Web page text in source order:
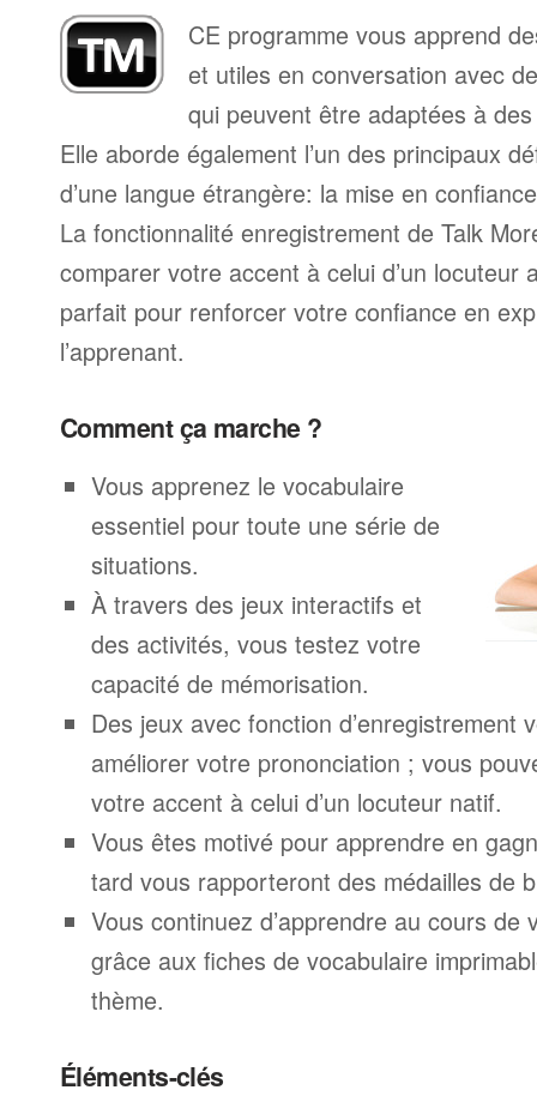
CE programme vous apprend
et utiles en conversation avec
qui peuvent être adaptées à
Elle aborde également l’un des principaux
d’une langue étrangère: la mise en
La fonctionnalité enregistrement de Talk
comparer votre accent à celui d’un locuteur
parfait pour renforcer votre confiance en
l’apprenant.
Comment ça marche ?
Vous apprenez le vocabulaire
essentiel pour toute une série de
situations.
À travers des jeux interactifs et
des activités, vous testez votre
capacité de mémorisation.
Des jeux avec fonction d’enregistrement
améliorer votre prononciation ; vous
votre accent à celui d’un locuteur natif.
Vous êtes motivé pour apprendre en
tard vous rapporteront des médailles de
Vous continuez d’apprendre au cours de
grâce aux fiches de vocabulaire
thème.
Éléments-clés